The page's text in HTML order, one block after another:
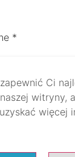
*
Ci
witryny,
więcej